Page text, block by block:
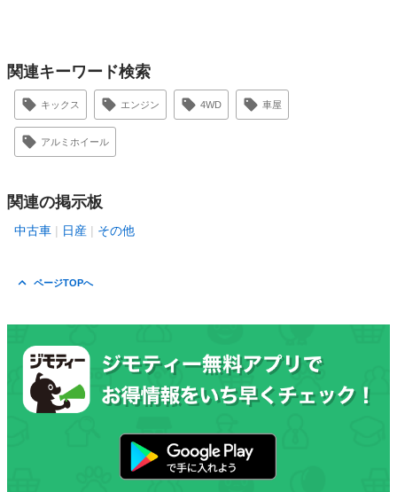
関連キーワード検索
キックス エンジン 4WD 車屋
アルミホイール
関連の掲示板
中古車 日産 その他
ページTOPへ